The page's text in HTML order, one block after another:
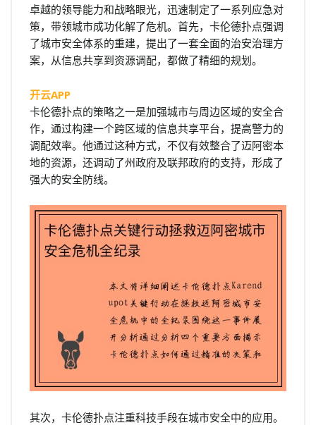
卓越的领导能力和战略眼光，迅速制定了一系列应急对
策，带领城市成功化解了危机。首先，卡伦德扑点强调
了城市安全体系的重建，提出了一套全面的治安治理方
案，从信息共享到资源调配，都做了精细的规划。
开云APP
卡伦德扑点的策略之一是加强城市与周边区域的安全合
作，通过构建一个跨区域的信息共享平台，提高警力的
调配效率。他通过这种方式，不仅有效整合了迈阿密本
地的资源，还调动了州政府及联邦政府的支持，形成了
强大的安全防线。
其次，卡伦德扑点注重科技手段在城市安全中的应用。